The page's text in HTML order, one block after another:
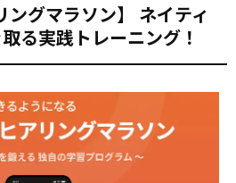
ングマラソン】 ネイティ
る実践トレーニング！